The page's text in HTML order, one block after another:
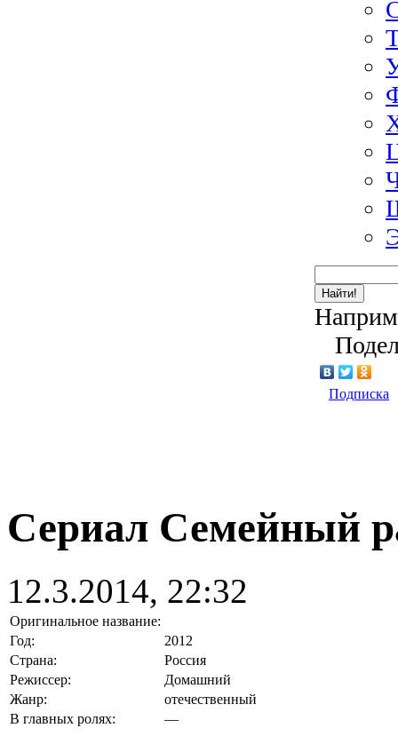
Найти!
Подписка
Сериал Семейный
12.3.2014, 22:32
Оригинальное название:
Год:
2012
Страна:
Россия
Режиссер:
Домашний
Жанр:
отечественный
В главных ролях:
—